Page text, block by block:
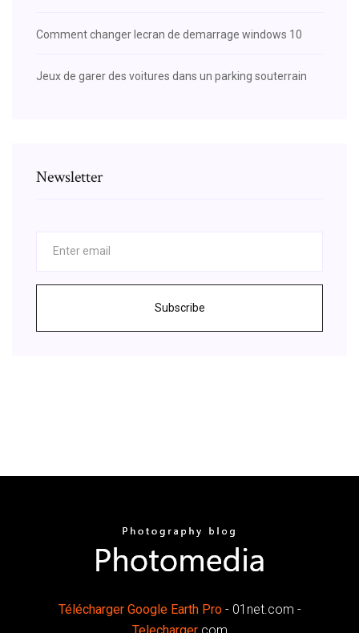
Comment changer lecran de demarrage windows 10
Jeux de garer des voitures dans un parking souterrain
Newsletter
Subscribe
Télécharger Google Earth Pro- 01net.com -